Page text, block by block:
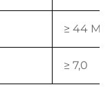
≥ 44
≥ 7,0